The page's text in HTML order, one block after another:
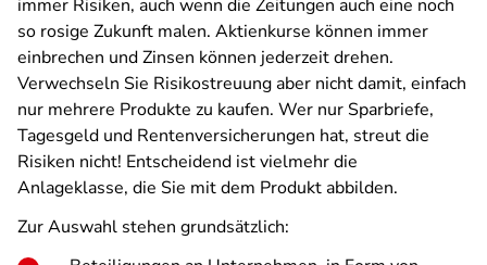
immer Risiken, auch wenn die Zeitungen auch eine noch
so rosige Zukunft malen. Aktienkurse können immer
einbrechen und Zinsen können jederzeit drehen.
Verwechseln Sie Risikostreuung aber nicht damit, einfach
nur mehrere Produkte zu kaufen. Wer nur Sparbriefe,
Tagesgeld und Rentenversicherungen hat, streut die
Risiken nicht! Entscheidend ist vielmehr die
Anlageklasse, die Sie mit dem Produkt abbilden.
Zur Auswahl stehen grundsätzlich: